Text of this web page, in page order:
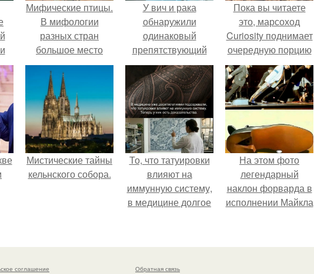
Мифические птицы.
В мифологии
разных стран
большое место
занимают образы
птиц.
У вич и рака
обнаружили
одинаковый
препятствующий
лечению механизм.
Пока вы читаете
это, марсоход
Curiosity поднимает
очередную порцию
красной пыли. 6.
Мистические тайны
кельнского собора.
То, что татуировки
влияют на
иммунную систему,
в медицине долгое
лишь как гипотеза.
На этом фото
легендарный
наклон форварда в
исполнении Майкла
бросающий вызов
соглашение Обратная связь